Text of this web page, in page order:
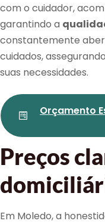
com o cuidador,
garantindo a
constantemente
cuidados,
suas necessidades.
Orçamento
Preços
Em Moledo, a